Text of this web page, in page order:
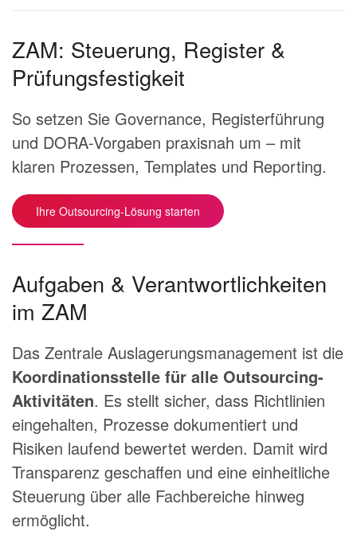
ZAM: Steuerung, Register &
Prüfungsfestigkeit
So setzen Sie Governance, Registerführung
und DORA-Vorgaben praxisnah um – mit
klaren Prozessen, Templates und Reporting.
Ihre Outsourcing-Lösung starten
Aufgaben & Verantwortlichkeiten
im ZAM
Das Zentrale Auslagerungsmanagement ist die
Koordinationsstelle für alle Outsourcing-
Aktivitäten. Es stellt sicher, dass Richtlinien
eingehalten, Prozesse dokumentiert und
Risiken laufend bewertet werden. Damit wird
Transparenz geschaffen und eine einheitliche
Steuerung über alle Fachbereiche hinweg
ermöglicht.